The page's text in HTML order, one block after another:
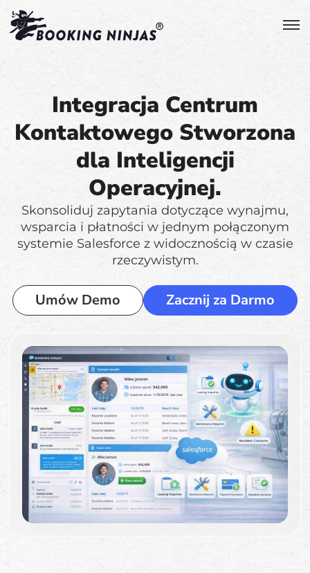
Integracja Centrum
Kontaktowego Stworzona
dla Inteligencji
Operacyjnej.
Skonsoliduj zapytania dotyczące wynajmu,
wsparcia i płatności w jednym połączonym
systemie Salesforce z widocznością w czasie
rzeczywistym.
Umów Demo Zacznij za Darmo